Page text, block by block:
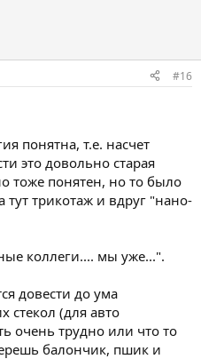
#16
понятна, т.е. насчет
это довольно старая
тоже понятен, но то было
тут трикотаж и вдруг "нано-
коллеги.... мы уже...".
довести до ума
стекол (для авто
очень трудно или что то
балончик, пшик и